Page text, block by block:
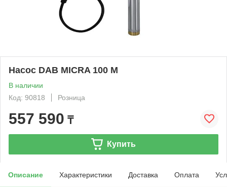
Насос DAB MICRA 100 M
В наличии
Код: 90818
Розница
557 590 ₸
Купить
Описание Характеристики Доставка Оплата